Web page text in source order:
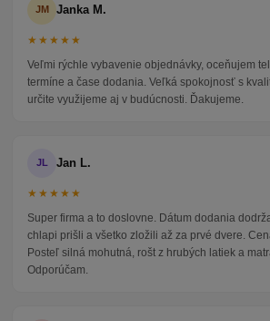
JM Janka M.
★★★★★
Veľmi rýchle vybavenie objednávky, oceňujem
termíne a čase dodania. Veľká spokojnosť s
určite využijeme aj v budúcnosti. Ďakujeme.
JL Jan L.
★★★★★
Super firma a to doslovne. Dátum dodania
chlapi prišli a všetko zložili až za prvé dvere.
Posteľ silná mohutná, rošt z hrubých latiek a
Odporúčam.